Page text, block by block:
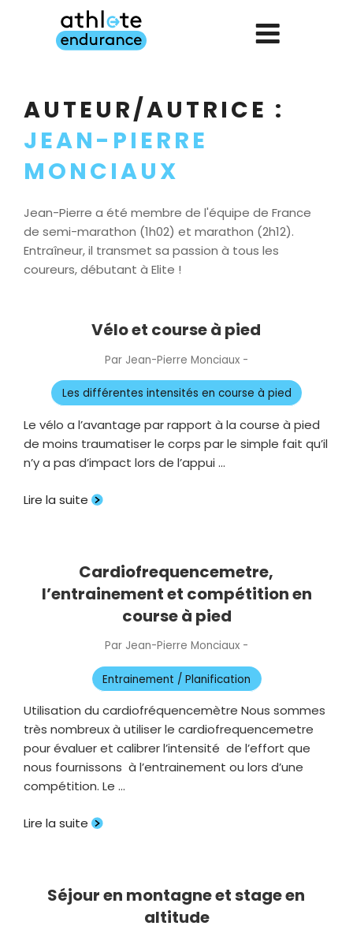
AUTEUR/AUTRICE :
JEAN-PIERRE
MONCIAUX
Jean-Pierre a été membre de l'équipe de France
de semi-marathon (1h02) et marathon (2h12).
Entraîneur, il transmet sa passion à tous les
coureurs, débutant à Elite !
Vélo et course à pied
Par Jean-Pierre Monciaux -
le
Les différentes intensités en course à pied
Le vélo a l’avantage par rapport à la course à pied
de moins traumatiser le corps par le simple fait qu’il
n’y a pas d’impact lors de l’appui …
Lire la suite
Cardiofrequencemetre,
l’entrainement et compétition en
course à pied
Par Jean-Pierre Monciaux -
le
Entrainement / Planification
Utilisation du cardiofréquencemètre Nous sommes
très nombreux à utiliser le cardiofrequencemetre
pour évaluer et calibrer l’intensité de l’effort que
nous fournissons à l’entrainement ou lors d’une
compétition. Le …
Lire la suite
Séjour en montagne et stage en
altitude